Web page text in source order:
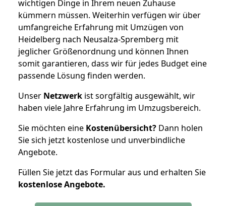
wichtigen Dinge in Ihrem neuen Zuhause
kümmern müssen. Weiterhin verfügen wir über
umfangreiche Erfahrung mit Umzügen von
Heidelberg nach Neusalza-Spremberg mit
jeglicher Größenordnung und können Ihnen
somit garantieren, dass wir für jedes Budget eine
passende Lösung finden werden.
Unser Netzwerk ist sorgfältig ausgewählt, wir
haben viele Jahre Erfahrung im Umzugsbereich.
Sie möchten eine Kostenübersicht? Dann holen
Sie sich jetzt kostenlose und unverbindliche
Angebote.
Füllen Sie jetzt das Formular aus und erhalten Sie
kostenloseAngebote.